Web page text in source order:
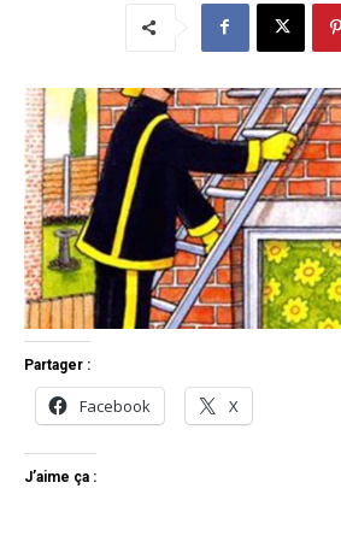
Partager :
Facebook X
J’aime ça :